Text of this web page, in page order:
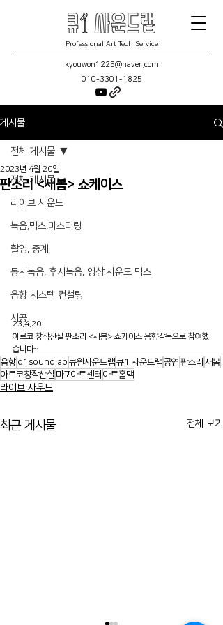
Professional Art Tech Service
kyouwon1225@naver.com
010-3301-1825
게시물
전체 게시물
라이브 사운드
녹음,믹스,마스터링
촬영, 중계
동시녹음, 후시녹음, 영상 사운드 믹스
음향 시스템 컨설팅
시공
전체 게시물
판소리 <새봄> 쇼케이스
2023년 4월 20일
23.4.20
아르코 창작산실 판소리 <새봄> 쇼케이스 음향감독으로 참여했
습니다~
음향 q1soundlab 큐원사운드랩큐1 사운드랩공연 판소리 새봄
아르코창작산실 마포아트센터 아트홀맥
라이브 사운드
최근 게시물 전체 보기